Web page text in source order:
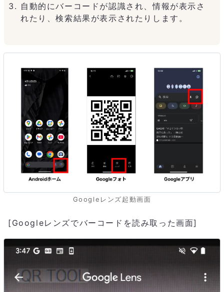
自動的にバーコードが認識され、情報が表示さ
れたり、検索結果が表示されたりします。
Googleレンズ起動画面
[Googleレンズでバーコードを読み取った画面]